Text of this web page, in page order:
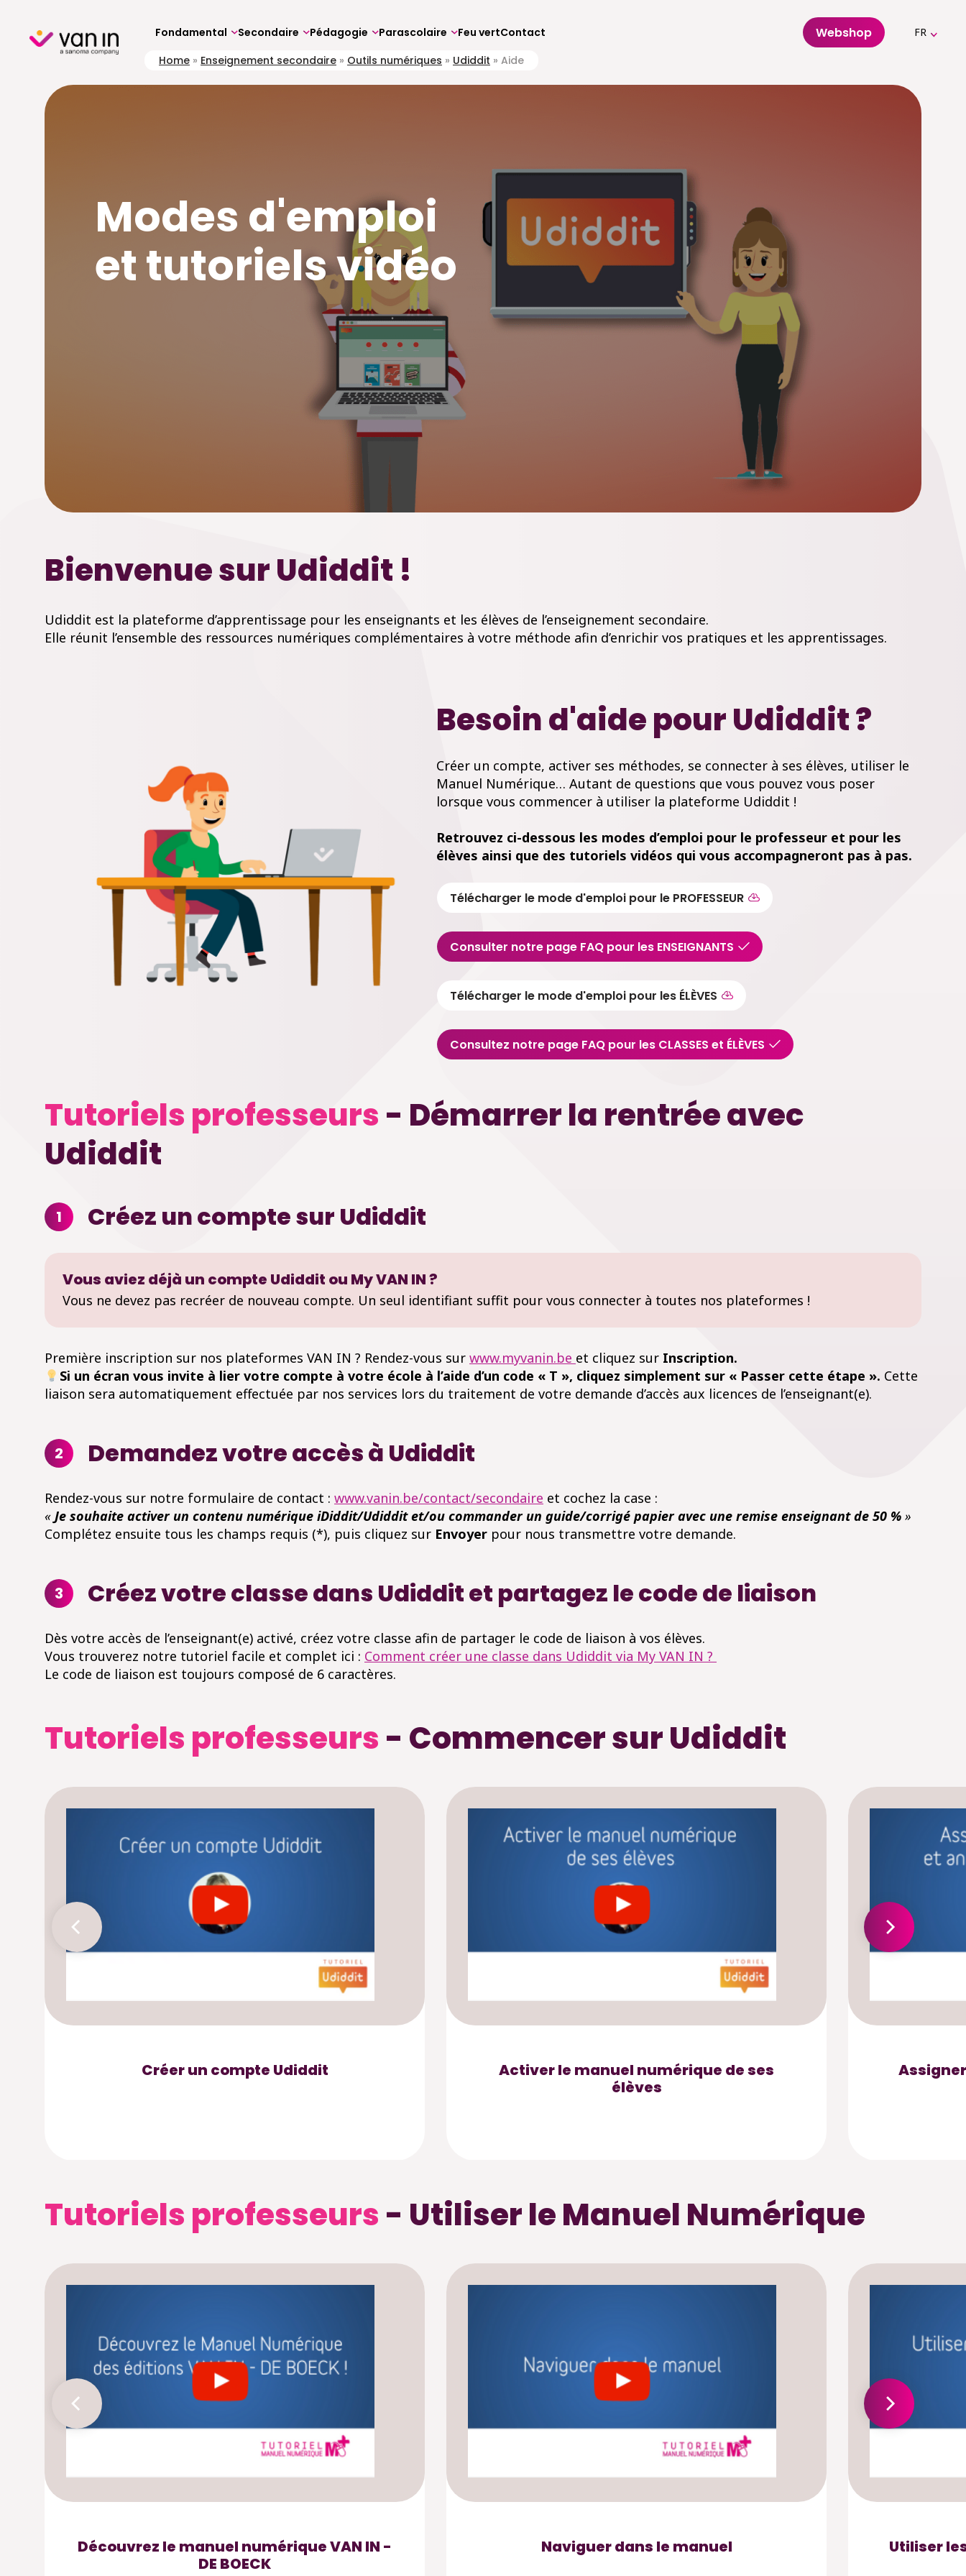
content Fondamental Secondaire Pédagogie Parascolaire Feu vertContact Webshop FR
Home » Enseignement secondaire » Outils numériques » Udiddit » Aide
Modes d'emploi
et tutoriels vidéo
Bienvenue sur Udiddit !
Udiddit est la plateforme d’apprentissage pour les enseignants et les élèves de l’enseignement secondaire.
Elle réunit l’ensemble des ressources numériques complémentaires à votre méthode afin d’enrichir vos pratiques et les apprentissages.
Besoin d'aide pour Udiddit ?
Créer un compte, activer ses méthodes, se connecter à ses élèves, utiliser le
Manuel Numérique… Autant de questions que vous pouvez vous poser
lorsque vous commencer à utiliser la plateforme Udiddit !
Retrouvez ci-dessous les modes d’emploi pour le professeur et pour les
élèves ainsi que des tutoriels vidéos qui vous accompagneront pas à pas.
Télécharger le mode d'emploi pour le PROFESSEUR
Consulter notre page FAQ pour les ENSEIGNANTS
Télécharger le mode d'emploi pour les ÉLÈVES
Consultez notre page FAQ pour les CLASSES et ÉLÈVES
Tutoriels professeurs - Démarrer la rentrée avec
Udiddit
1 Créez un compte sur Udiddit
Première inscription sur nos plateformes VAN IN ? Rendez-vous sur www.myvanin.be et cliquez sur Inscription.
Si un écran vous invite à lier votre compte à votre école à l’aide d’un code « T », cliquez simplement sur « Passer cette étape ». Cette
liaison sera automatiquement effectuée par nos services lors du traitement de votre demande d’accès aux licences de l’enseignant(e).
Vous aviez déjà un compte Udiddit ou My VAN IN ?
Vous ne devez pas recréer de nouveau compte. Un seul identifiant suffit pour vous connecter à toutes nos plateformes !
2 Demandez votre accès à Udiddit
Rendez-vous sur notre formulaire de contact : www.vanin.be/contact/secondaire et cochez la case :
« Je souhaite activer un contenu numérique iDiddit/Udiddit et/ou commander un guide/corrigé papier avec une remise enseignant de 50 % »
Complétez ensuite tous les champs requis (*), puis cliquez sur Envoyer pour nous transmettre votre demande.
3 Créez votre classe dans Udiddit et partagez le code de liaison
Dès votre accès de l’enseignant(e) activé, créez votre classe afin de partager le code de liaison à vos élèves.
Vous trouverez notre tutoriel facile et complet ici : Comment créer une classe dans Udiddit via My VAN IN ?
Le code de liaison est toujours composé de 6 caractères.
Tutoriels professeurs - Commencer sur Udiddit
Créer un compte Udiddit
Activer le manuel numérique de ses
élèves
Tutoriels professeurs - Utiliser le Manuel Numérique
Découvrez le manuel numérique VAN IN -
DE BOECK
Naviguer dans le manuel Utiliser